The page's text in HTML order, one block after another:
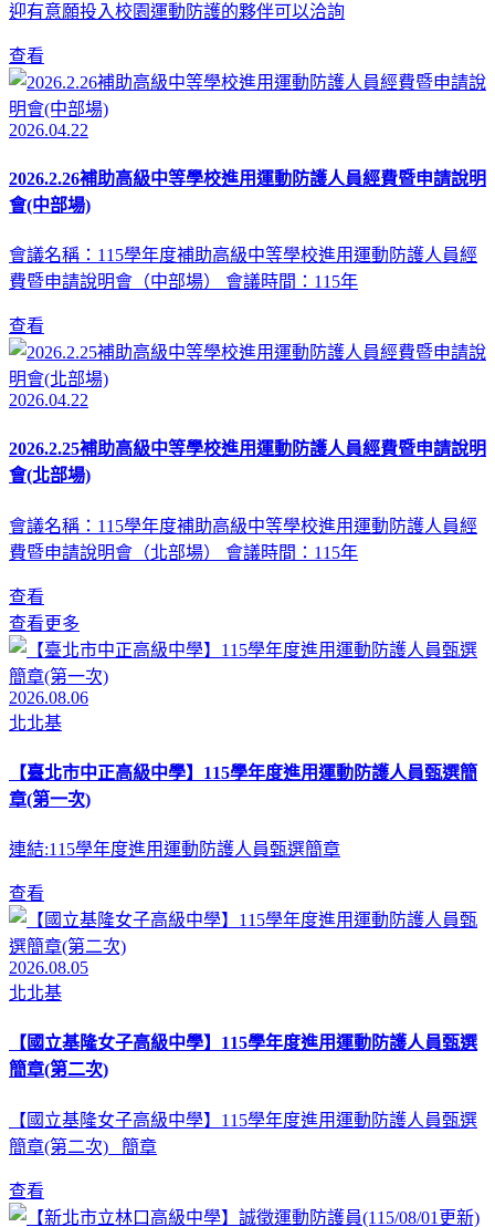
迎有意願投入校園運動防護的夥伴可以洽詢
查看
2026.04.22
2026.2.26補助高級中等學校進用運動防護人員經費暨申請說明
會(中部場)
會議名稱：115學年度補助高級中等學校進用運動防護人員經
費暨申請說明會（中部場） 會議時間：115年
查看
2026.04.22
2026.2.25補助高級中等學校進用運動防護人員經費暨申請說明
會(北部場)
會議名稱：115學年度補助高級中等學校進用運動防護人員經
費暨申請說明會（北部場） 會議時間：115年
查看
查看更多
2026.08.06
北北基
【臺北市中正高級中學】115學年度進用運動防護人員甄選簡
章(第一次)
連結:115學年度進用運動防護人員甄選簡章
查看
2026.08.05
北北基
【國立基隆女子高級中學】115學年度進用運動防護人員甄選
簡章(第二次)
【國立基隆女子高級中學】115學年度進用運動防護人員甄選
簡章(第二次) 簡章
查看